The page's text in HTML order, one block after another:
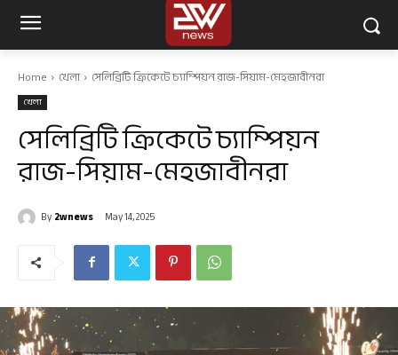
Home খেলা সেলিব্রিটি ক্রিকেটে চ্যাম্পিয়ন রাজ-সিয়াম-মেহজাবীনরা
খেলা
সেলিব্রিটি ক্রিকেটে চ্যাম্পিয়ন
রাজ-সিয়াম-মেহজাবীনরা
By2wnews May 14, 2025